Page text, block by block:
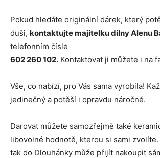
Pokud hledáte originální dárek, který
duši, kontaktujte majitelku dílny Alenu
telefonním čísle
602 260 102. Kontaktovat ji můžete i na
Vše, co nabízí, pro Vás sama vyrobila!
jedinečný a potěší i opravdu náročné.
Darovat můžete samozřejmě také
libovolné hodnotě, kterou si sami zvolíte.
tak do Dlouhánky může přijít nakoupit